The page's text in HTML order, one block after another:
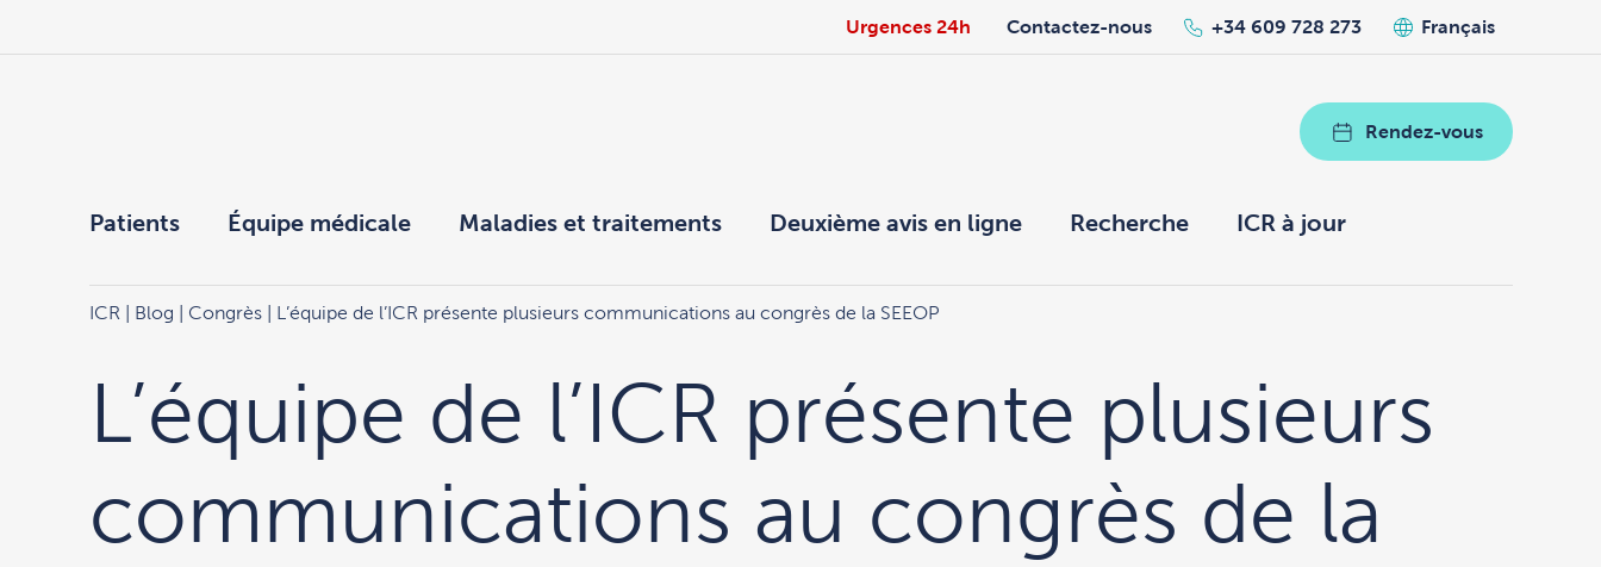
Urgences 24h Contactez-nous +34 609 728 273 Français
Rendez-vous
Patients Équipe médicale Maladies et traitements Deuxième avis en ligne Recherche ICR à jour
ICR Blog Congrès| L’équipe de l’ICR présente plusieurs communications au congrès de la SEEOP
L’équipe de l’ICR présente plusieurs
communications au congrès de la